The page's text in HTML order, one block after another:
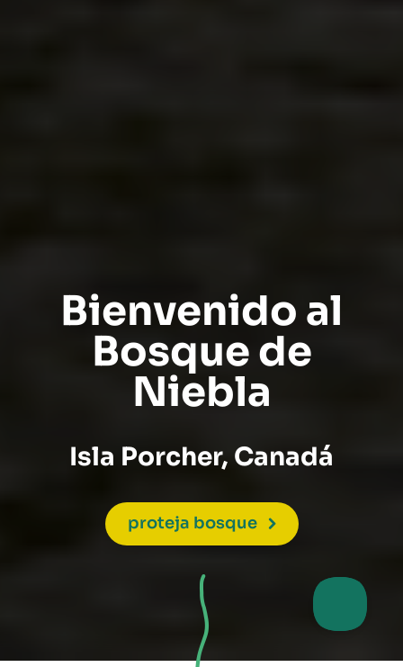
Bienvenido al
Bosque de
Niebla
Isla Porcher, Canadá
proteja bosque